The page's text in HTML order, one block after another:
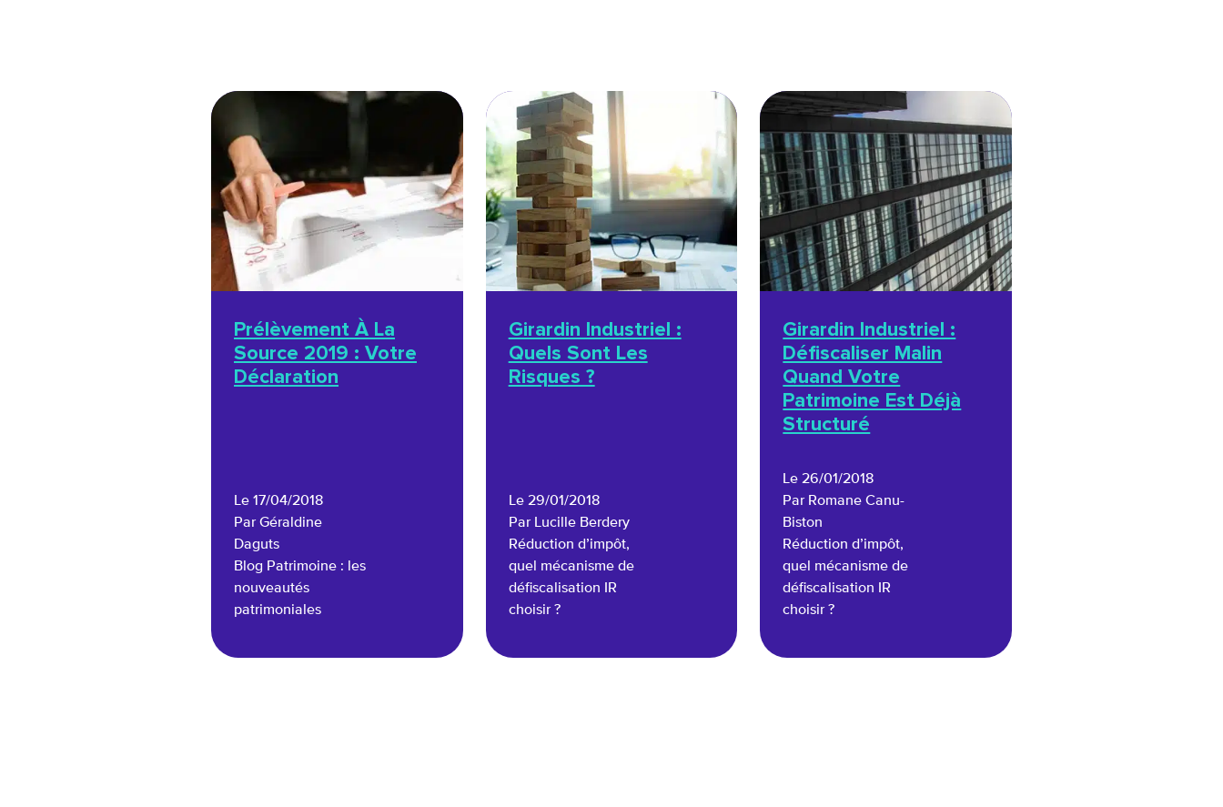
Prélèvement À La
Source 2019 : Votre
Déclaration
Le 17/04/2018
Par Géraldine
Daguts
Blog Patrimoine : les
nouveautés
patrimoniales
Girardin Industriel :
Quels Sont Les
Risques ?
Le 29/01/2018
Par Lucille Berdery
Réduction d’impôt,
quel mécanisme de
défiscalisation IR
choisir ?
Girardin Industriel :
Défiscaliser Malin
Quand Votre
Patrimoine Est Déjà
Structuré
Le 26/01/2018
Par Romane Canu-
Biston
Réduction d’impôt,
quel mécanisme de
défiscalisation IR
choisir ?